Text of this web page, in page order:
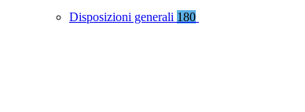
Disposizioni generali 180